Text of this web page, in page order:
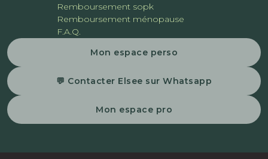
Remboursement sopk
Remboursement ménopause
F.A.Q.
Mon espace perso
💬 Contacter Elsee sur Whatsapp
Mon espace pro